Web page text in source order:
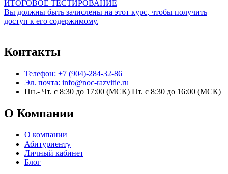
ИТОГОВОЕ ТЕСТИРОВАНИЕ
Вы должны быть зачислены на этот курс, чтобы получить
доступ к его содержимому.
Контакты
Телефон: +7 (904)-284-32-86
Эл. почта: info@noc-razvitie.ru
Пн.- Чт. с 8:30 до 17:00 (МСК) Пт. с 8:30 до 16:00 (МСК)
О Компании
О компании
Абитуриенту
Личный кабинет
Блог